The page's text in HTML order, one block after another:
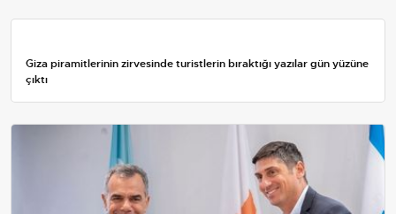
Giza piramitlerinin zirvesinde turistlerin bıraktığı yazılar gün yüzüne
çıktı